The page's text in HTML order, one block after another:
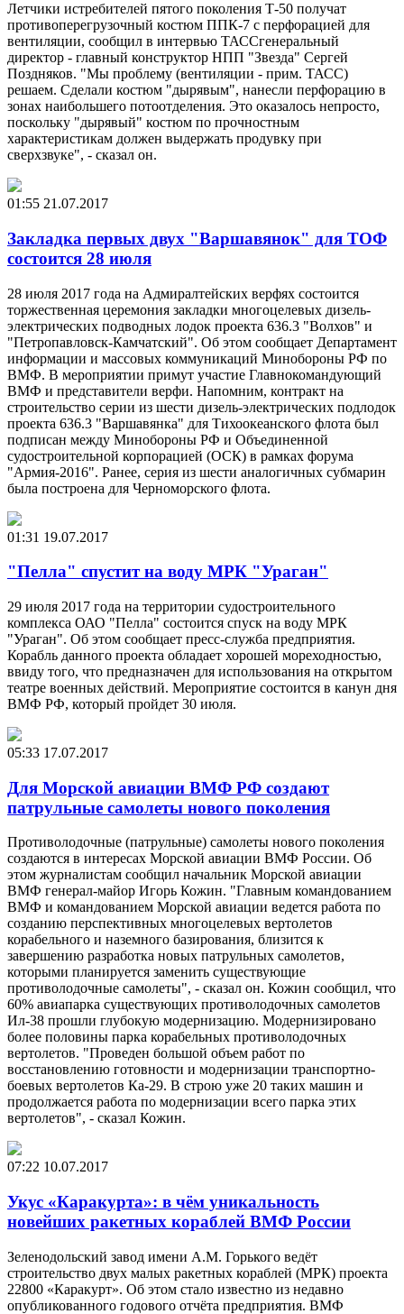
Летчики истребителей пятого поколения Т-50 получат
противоперегрузочный костюм ППК-7 с перфорацией для
вентиляции, сообщил в интервью ТАССгенеральный
директор - главный конструктор НПП "Звезда" Сергей
Поздняков. "Мы проблему (вентиляции - прим. ТАСС)
решаем. Сделали костюм "дырявым", нанесли перфорацию в
зонах наибольшего потоотделения. Это оказалось непросто,
поскольку "дырявый" костюм по прочностным
характеристикам должен выдержать продувку при
сверхзвуке", - сказал он.
01:55 21.07.2017
Закладка первых двух "Варшавянок" для ТОФ
состоится 28 июля
28 июля 2017 года на Адмиралтейских верфях состоится
торжественная церемония закладки многоцелевых дизель-
электрических подводных лодок проекта 636.3 "Волхов" и
"Петропавловск-Камчатский". Об этом сообщает Департамент
информации и массовых коммуникаций Минобороны РФ по
ВМФ. В мероприятии примут участие Главнокомандующий
ВМФ и представители верфи. Напомним, контракт на
строительство серии из шести дизель-электрических подлодок
проекта 636.3 "Варшавянка" для Тихоокеанского флота был
подписан между Минобороны РФ и Объединенной
судостроительной корпорацией (ОСК) в рамках форума
"Армия-2016". Ранее, серия из шести аналогичных субмарин
была построена для Черноморского флота.
01:31 19.07.2017
"Пелла" спустит на воду МРК "Ураган"
29 июля 2017 года на территории судостроительного
комплекса ОАО "Пелла" состоится спуск на воду МРК
"Ураган". Об этом сообщает пресс-служба предприятия.
Корабль данного проекта обладает хорошей мореходностью,
ввиду того, что предназначен для использования на открытом
театре военных действий. Мероприятие состоится в канун дня
ВМФ РФ, который пройдет 30 июля.
05:33 17.07.2017
Для Морской авиации ВМФ РФ создают
патрульные самолеты нового поколения
Противолодочные (патрульные) самолеты нового поколения
создаются в интересах Морской авиации ВМФ России. Об
этом журналистам сообщил начальник Морской авиации
ВМФ генерал-майор Игорь Кожин. "Главным командованием
ВМФ и командованием Морской авиации ведется работа по
созданию перспективных многоцелевых вертолетов
корабельного и наземного базирования, близится к
завершению разработка новых патрульных самолетов,
которыми планируется заменить существующие
противолодочные самолеты", - сказал он. Кожин сообщил, что
60% авиапарка существующих противолодочных самолетов
Ил-38 прошли глубокую модернизацию. Модернизировано
более половины парка корабельных противолодочных
вертолетов. "Проведен большой объем работ по
восстановлению готовности и модернизации транспортно-
боевых вертолетов Ка-29. В строю уже 20 таких машин и
продолжается работа по модернизации всего парка этих
вертолетов", - сказал Кожин.
07:22 10.07.2017
Укус «Каракурта»: в чём уникальность
новейших ракетных кораблей ВМФ России
Зеленодольский завод имени А.М. Горького ведёт
строительство двух малых ракетных кораблей (МРК) проекта
22800 «Каракурт». Об этом стало известно из недавно
опубликованного годового отчёта предприятия. ВМФ